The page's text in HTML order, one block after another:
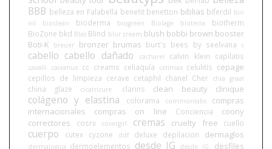
BBB belleza en Falabella benefit benetton biblias biferdil bio
oil
bioclean bioderma biogreen Biolage bioterra
biotherm
BioZone bkd Blas Blind blur cream blush bobbi brown booster
Boti-K
breuer bronzer brumas burt's bees by seelvana c
cabello cabello dañado cacharel calvin klein capilatis
cavalli caviahue cc creams celiaquía celimax celulitis cepage
cepillos de limpieza cerave cetaphil chanel Cher chia graal
china glaze cicatricure. clarins clean beauty clinique
colágeno y elastina colorama commonlabs
compras
internacionales
compras on line Conciencia
coony
correctores
cosrx covergirl cremas cruelty free cuello
cuerpo cutex cyzone ddf deluxe depilacion dermaglos
dermalogica dermoelementos desde IG desde IG. desfiles